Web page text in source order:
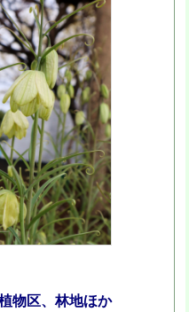
物区、林地ほか